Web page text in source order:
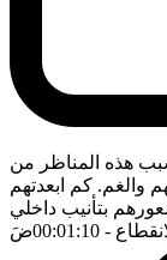
هذه المناظر من
والغم. كم ابعدتهم
بتأنيب داخلي
- 00:01:10 ضَ